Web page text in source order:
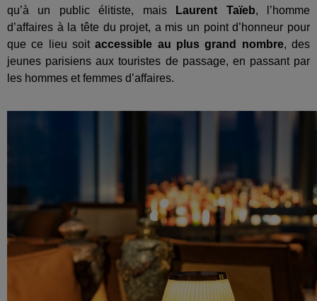
qu’à un public élitiste, mais
Laurent Taïeb, l’homme
d’affaires à la tête du projet, a mis un point d’honneur pour
que ce lieu soitaccessible au plus grand nombre, des
jeunes parisiens aux touristes de passage, en passant par
les hommes et femmes d’affaires.